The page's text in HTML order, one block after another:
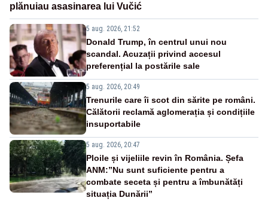
plănuiau asasinarea lui Vučić
5 aug. 2026, 21:52
Donald Trump, în centrul unui nou
scandal. Acuzații privind accesul
preferențial la postările sale
5 aug. 2026, 20:49
Trenurile care îi scot din sărite pe români.
Călătorii reclamă aglomerația și condițiile
insuportabile
5 aug. 2026, 20:47
Ploile și vijeliile revin în România. Șefa
ANM:”Nu sunt suficiente pentru a
combate seceta și pentru a îmbunătăți
situația Dunării”